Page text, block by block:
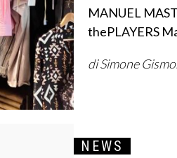
MANUEL
thePLAYERS
di Simone
NEWS